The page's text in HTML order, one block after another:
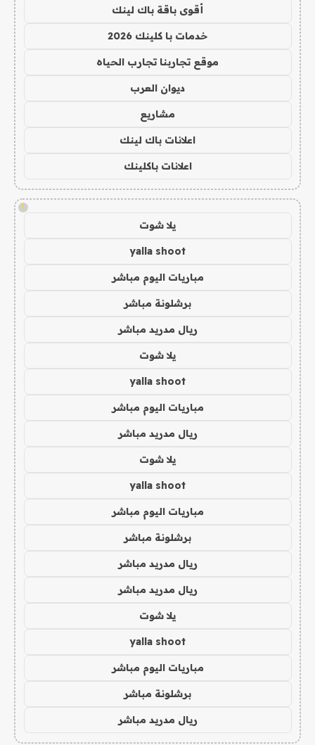
أقوى باقة باك لينك
خدمات با كلينك 2026
موقع تجاربنا تجارب الحياه
ديوان العرب
مشاريع
اعلانات باك لينك
اعلانات باكلينك
!
يلا شوت
yalla shoot
مباريات اليوم مباشر
برشلونة مباشر
ريال مدريد مباشر
يلا شوت
yalla shoot
مباريات اليوم مباشر
ريال مدريد مباشر
يلا شوت
yalla shoot
مباريات اليوم مباشر
برشلونة مباشر
ريال مدريد مباشر
ريال مدريد مباشر
يلا شوت
yalla shoot
مباريات اليوم مباشر
برشلونة مباشر
ريال مدريد مباشر